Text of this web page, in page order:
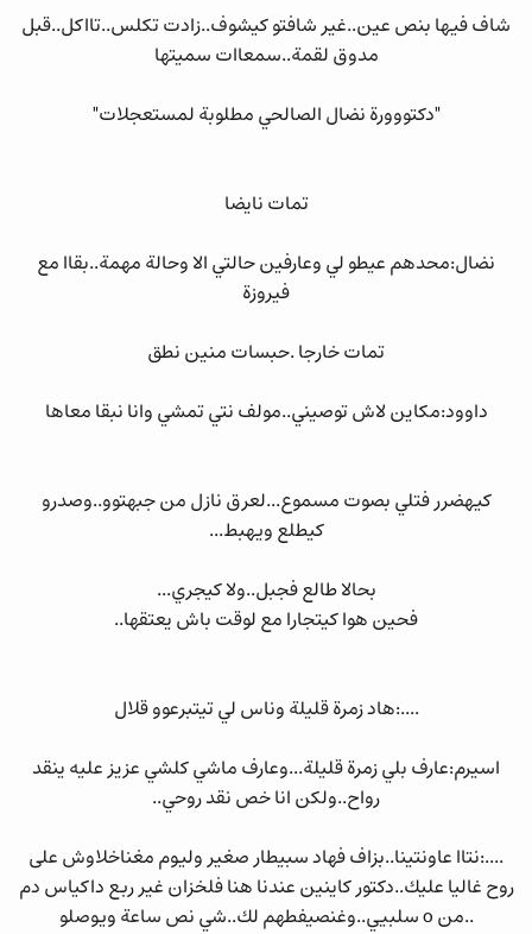
شاف فيها بنص عين..غير شافتو كيشوف..زادت تكلس..تااكل..قبل
مدوق لقمة..سمعاات سميتها
"دكتووورة نضال الصالحي مطلوبة لمستعجلات"
تمات نايضا
نضال:محدهم عيطو لي وعارفين حالتي الا وحالة مهمة..بقاا مع
فيروزة
تمات خارجا .حبسات منين نطق
داوود:مكاين لاش توصيني..مولف نتي تمشي وانا نبقا معاها
كيهضرر فتلي بصوت مسموع...لعرق نازل من جبهتوو..وصدرو
كيطلع ويهبط...
بحالا طالع فجبل..ولا كيجري...
فحين هوا كيتجارا مع لوقت باش يعتقها..
....:هاد زمرة قليلة وناس لي تيتبرعوو قلال
اسيرم:عارف بلي زمرة قليلة...وعارف ماشي كلشي عزيز عليه ينقد
رواح..ولكن انا خص نقد روحي..
....:نتاا عاونتينا..بزاف فهاد سبيطار صغير وليوم مغناخلاوش على
روح غاليا عليك..دكتور كاينين عندنا هنا فلخزان غير ربع داكياس دم
..من o سلبيي..وغنصيفطهم لك..شي نص ساعة ويوصلو